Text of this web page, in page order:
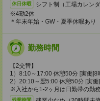
休日休暇
シフト制（工場カレンダ
※4勤2休
＊年末年始・GW・夏季休暇あり
勤務時間
【2交替】
1）8:10～17:00 休憩50分 [実働]8
2）20:10～翌5:00 休憩50分 [実
※入社から1-2ヶ月は日勤帯の勤務
残業時間